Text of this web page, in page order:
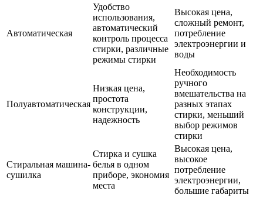
Автоматическая
Удобство
использования,
автоматический
контроль процесса
стирки, различные
режимы стирки
Высокая цена,
сложный ремонт,
потребление
электроэнергии и
воды
Полуавтоматическая
Низкая цена,
простота
конструкции,
надежность
Необходимость
ручного
вмешательства на
разных этапах
стирки, меньший
выбор режимов
стирки
Стиральная машина-
сушилка
Стирка и сушка
белья в одном
приборе, экономия
места
Высокая цена,
высокое
потребление
электроэнергии,
большие габариты